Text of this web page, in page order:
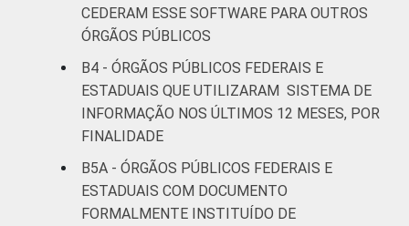
CEDERAM ESSE SOFTWARE PARA OUTROS
ÓRGÃOS PÚBLICOS
B4 - ÓRGÃOS PÚBLICOS FEDERAIS E
ESTADUAIS QUE UTILIZARAM SISTEMA DE
INFORMAÇÃO NOS ÚLTIMOS 12 MESES, POR
FINALIDADE
B5A - ÓRGÃOS PÚBLICOS FEDERAIS E
ESTADUAIS COM DOCUMENTO
FORMALMENTE INSTITUÍDO DE